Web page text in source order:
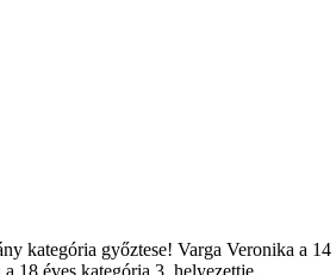
győztese! Varga Veronika a